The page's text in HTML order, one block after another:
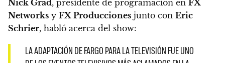
Nick Grad, presidente de programación en FX
Networks y FX Producciones junto con Eric
Schrier, habló acerca del show:
LA ADAPTACIÓN DE FARGO PARA LA TELEVISIÓN FUE UNO